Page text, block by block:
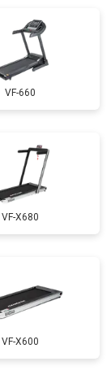
VF-660
VF-X680
VF-X600